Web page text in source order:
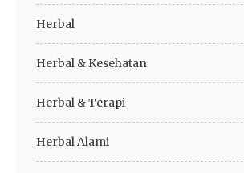
Herbal
Herbal & Kesehatan
Herbal & Terapi
Herbal Alami